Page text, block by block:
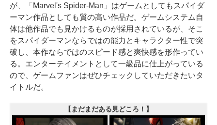
が、「Marvel's Spider-Man」はゲームとしてもスパイダ
ーマン作品としても質の高い作品だ。ゲームシステム自
体は他作品でも見かけるものが採用されているが、そこ
をスパイダーマンならではの能力とキャラクター性で突
破し、本作ならではのスピード感と爽快感を形作ってい
る。エンターテイメントとして一級品に仕上がっている
ので、ゲームファンはぜひチェックしていただきたいタ
イトルだ。
【まだまだある見どころ！】